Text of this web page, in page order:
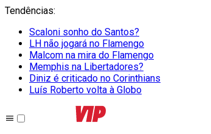
Tendências:
Scaloni sonho do Santos?
LH não jogará no Flamengo
Malcom na mira do Flamengo
Memphis na Libertadores?
Diniz é criticado no Corinthians
Luís Roberto volta à Globo